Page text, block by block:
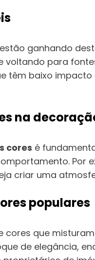
estão ganhando
voltando para
têm baixo
na
cores é
Por
criar uma
populares
cores que
de elegância,